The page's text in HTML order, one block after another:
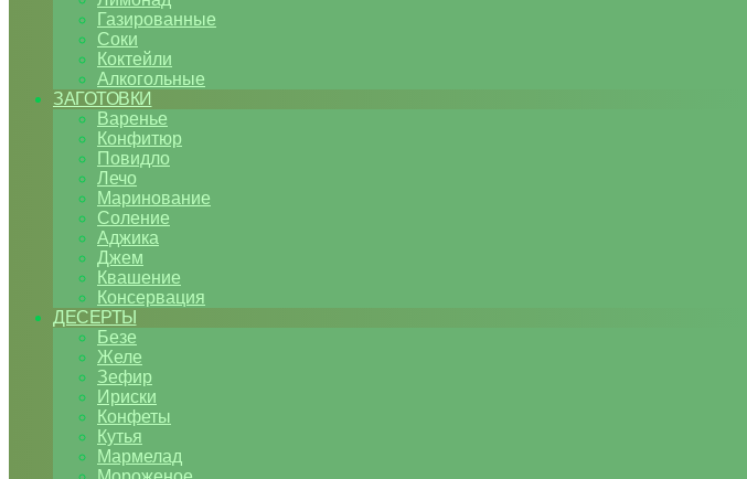
Газированные
Соки
Коктейли
Алкогольные
ЗАГОТОВКИ
Варенье
Конфитюр
Повидло
Лечо
Маринование
Соление
Аджика
Джем
Квашение
Консервация
ДЕСЕРТЫ
Безе
Желе
Зефир
Ириски
Конфеты
Кутья
Мармелад